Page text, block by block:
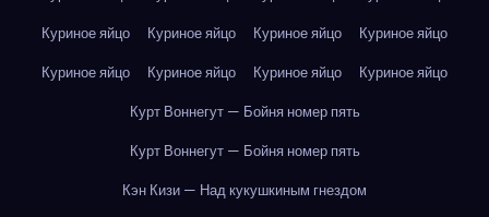
Куриное яйцо
Куриное яйцо Куриное яйцо
Куриное яйцо
Куриное яйцо
Куриное яйцо Куриное яйцо
Куриное яйцо
Курт Воннегут — Бойня номер пять
Курт Воннегут — Бойня номер пять
Кэн Кизи — Над кукушкиным гнездом